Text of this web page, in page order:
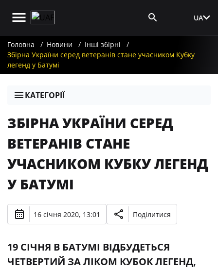
UA
Головна Новини
Інші збірні
Збірна України серед ветеранів стане учасником Кубку
легенд у Батумі
КАТЕГОРІЇ
ЗБІРНА УКРАЇНИ СЕРЕД
ВЕТЕРАНІВ СТАНЕ
УЧАСНИКОМ КУБКУ ЛЕГЕНД
У БАТУМІ
16 січня 2020, 13:01 Поділитися
19 СІЧНЯ В БАТУМІ ВІДБУДЕТЬСЯ
ЧЕТВЕРТИЙ ЗА ЛІКОМ КУБОК ЛЕГЕНД,